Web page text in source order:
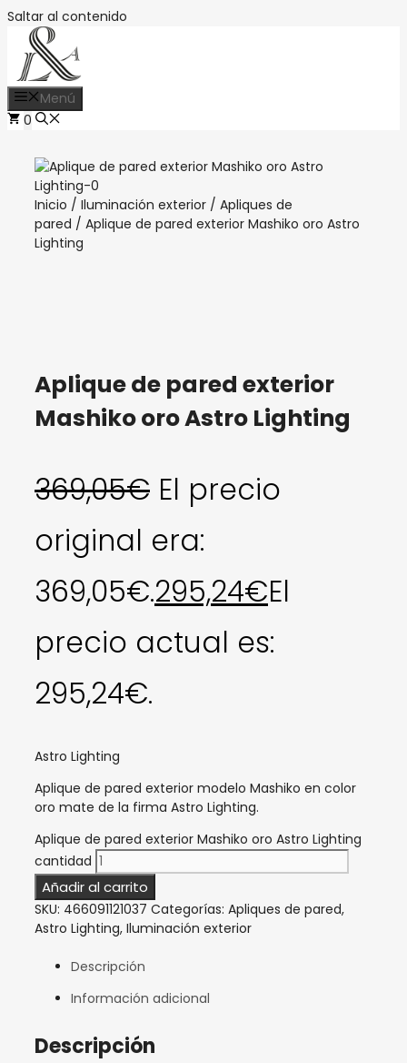
Saltar al contenido
Menú
0
Inicio / Iluminación exterior / Apliques de
pared / Aplique de pared exterior Mashiko oro Astro
Lighting
Aplique de pared exterior
Mashiko oro Astro Lighting
369,05€ El precio
original era:
369,05€.295,24€El
precio actual es:
295,24€.
Astro Lighting
Aplique de pared exterior modelo Mashiko en color
oro mate de la firma Astro Lighting.
Aplique de pared exterior Mashiko oro Astro Lighting
cantidad
Añadir al carrito
SKU: 466091121037 Categorías: Apliques de pared,
Astro Lighting, Iluminación exterior
Descripción
Información adicional
Descripción